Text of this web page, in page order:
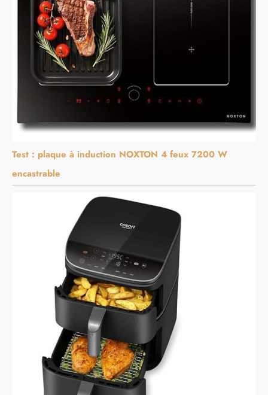
Test : plaque à induction NOXTON 4 feux 7200 W
encastrable